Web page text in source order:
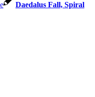
Daedalus Fall, Spiral